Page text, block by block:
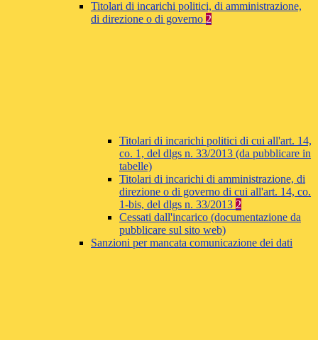
Titolari di incarichi politici, di amministrazione,
di direzione o di governo 2
Titolari di incarichi politici di cui all'art. 14,
co. 1, del dlgs n. 33/2013 (da pubblicare in
tabelle)
Titolari di incarichi di amministrazione, di
direzione o di governo di cui all'art. 14, co.
1-bis, del dlgs n. 33/2013 2
Cessati dall'incarico (documentazione da
pubblicare sul sito web)
Sanzioni per mancata comunicazione dei dati